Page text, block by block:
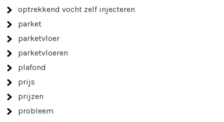
optrekkend vocht zelf injecteren
parket
parketvloer
parketvloeren
plafond
prijs
prijzen
probleem